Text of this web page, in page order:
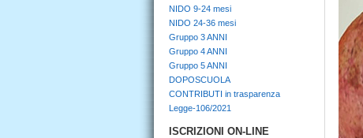
NIDO 9-24 mesi
NIDO 24-36 mesi
Gruppo 3 ANNI
Gruppo 4 ANNI
Gruppo 5 ANNI
DOPOSCUOLA
CONTRIBUTI in trasparenza
Legge-106/2021
ISCRIZIONI ON-LINE